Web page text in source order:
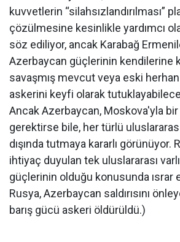
kuvvetlerin “silahsızlandırılması”
çözülmesine kesinlikle yardımcı
söz ediliyor, ancak Karabağ
Azerbaycan güçlerinin kendilerine
savaşmış mevcut veya eski
askerini keyfi olarak
Ancak Azerbaycan, Moskova'yla bir
gerektirse bile, her türlü uluslararası
dışında tutmaya kararlı görünüyor.
ihtiyaç duyulan tek uluslararası
güçlerinin olduğu konusunda ısrar
Rusya, Azerbaycan saldırısını
barış gücü askeri öldürüldü.)